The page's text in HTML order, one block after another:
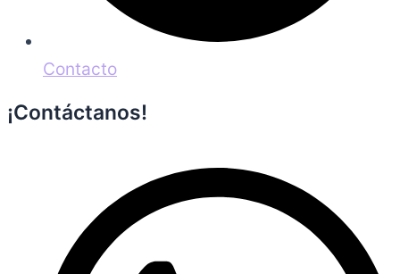
Contacto
¡Contáctanos!